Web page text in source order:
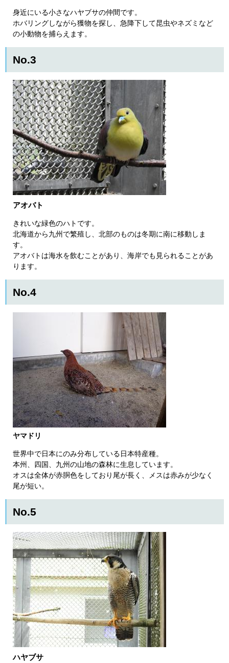
身近にいる小さなハヤブサの仲間です。
ホバリングしながら獲物を探し、急降下して昆虫やネズミなど
の小動物を捕らえます。
No.3
アオバト
きれいな緑色のハトです。
北海道から九州で繁殖し、北部のものは冬期に南に移動しま
す。
アオバトは海水を飲むことがあり、海岸でも見られることがあ
ります。
No.4
ヤマドリ
世界中で日本にのみ分布している日本特産種。
本州、四国、九州の山地の森林に生息しています。
オスは全体が赤胴色をしており尾が長く、メスは赤みが少なく
尾が短い。
No.5
ハヤブサ